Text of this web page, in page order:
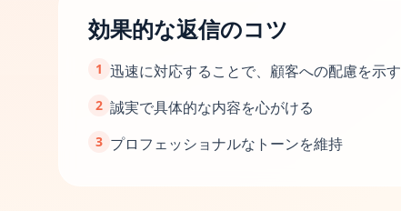
効果的な返信のコツ
1 迅速に対応することで、顧客への配慮を示す
2 誠実で具体的な内容を心がける
3 プロフェッショナルなトーンを維持